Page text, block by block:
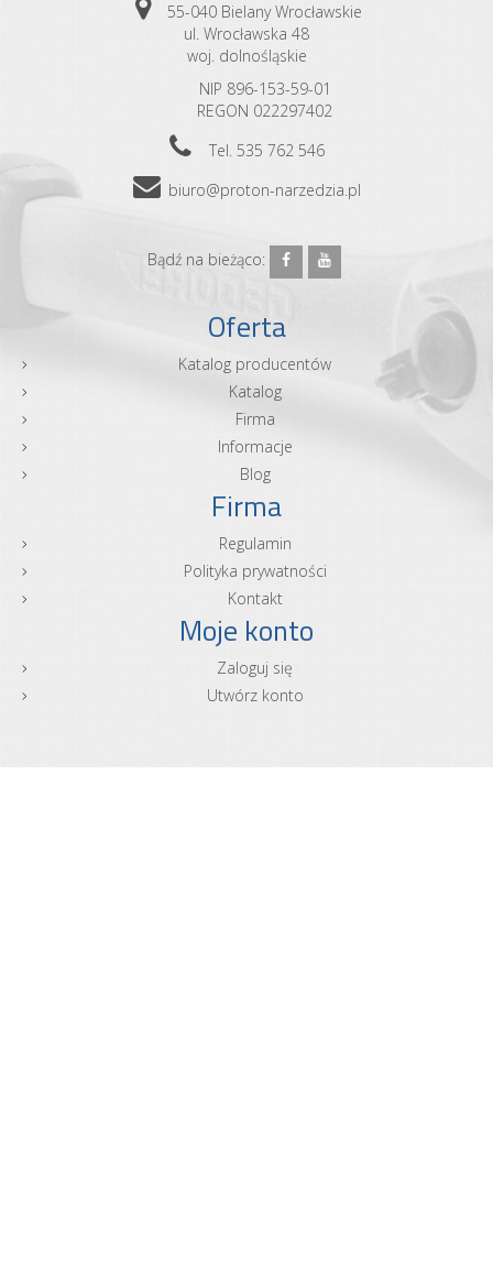
55-040 Bielany Wrocławskie
ul. Wrocławska 48
woj. dolnośląskie
NIP 896-153-59-01
REGON 022297402
Tel. 535 762 546
biuro@proton-narzedzia.pl
Bądź na bieżąco:
Oferta
Katalog producentów
Katalog
Firma
Informacje
Blog
Firma
Regulamin
Polityka prywatności
Kontakt
Moje konto
Zaloguj się
Utwórz konto